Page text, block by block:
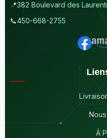
📍382 Boulevard des
📞450-668-2755
À